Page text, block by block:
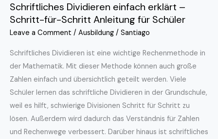
Schriftliches Dividieren einfach erklärt –
Schritt-für-Schritt Anleitung für Schüler
Leave a Comment / Ausbildung / Santiago
Schriftliches Dividieren ist eine wichtige Rechenmethode in
der Mathematik. Mit dieser Methode können auch große
Zahlen einfach und übersichtlich geteilt werden. Viele
Schüler lernen das schriftliche Dividieren in der Grundschule,
weil es hilft, schwierige Divisionen Schritt für Schritt zu
lösen. Außerdem wird dadurch das Verständnis für Zahlen
und Rechenwege verbessert. Darüber hinaus ist schriftliches